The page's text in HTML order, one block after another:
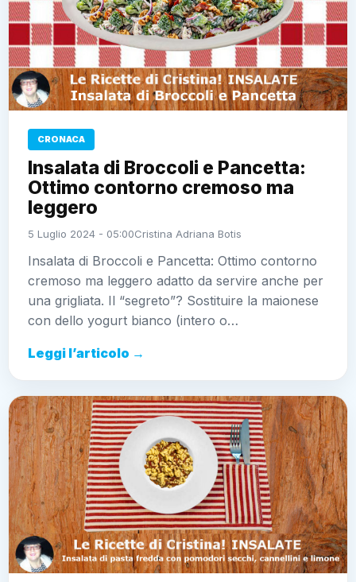
CRONACA
Insalata di Broccoli e Pancetta:
Ottimo contorno cremoso ma
leggero
5 Luglio 2024 - 05:00Cristina Adriana Botis
Insalata di Broccoli e Pancetta: Ottimo contorno
cremoso ma leggero adatto da servire anche per
una grigliata. Il “segreto”? Sostituire la maionese
con dello yogurt bianco (intero o…
Leggi l’articolo →